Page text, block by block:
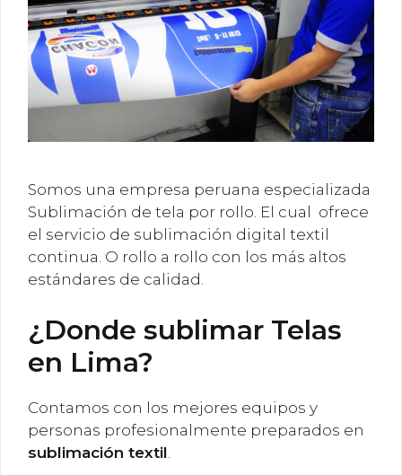
Somos una empresa peruana especializada
Sublimación de tela por rollo. El cual ofrece
el servicio de sublimación digital textil
continua. O rollo a rollo con los más altos
estándares de calidad.
¿Donde sublimar Telas
en Lima?
Contamos con los mejores equipos y
personas profesionalmente preparados en
sublimación textil